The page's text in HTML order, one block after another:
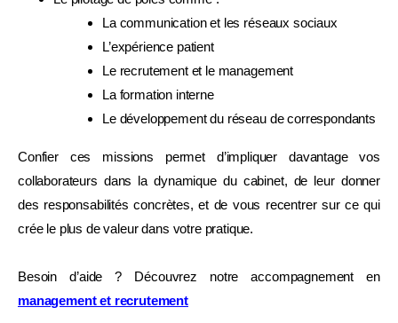
La communication et les réseaux sociaux
L’expérience patient
Le recrutement et le management
La formation interne
Le développement du réseau de correspondants
Confier ces missions permet d’impliquer davantage vos
collaborateurs dans la dynamique du cabinet, de leur donner
des responsabilités concrètes, et de vous recentrer sur ce qui
crée le plus de valeur dans votre pratique.
Besoin d’aide ? Découvrez notre accompagnement en
management et recrutement
Savez-vous vraiment ce qui
freine votre cabinet ?
Répondez à quelques questions en 2 minutes et
votre cabinetavec des pistes concrètes pour
avancer.
Trésorerie et pilotage
Management d'équipe